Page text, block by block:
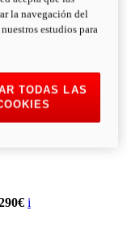
i
la navegación del
estudios para
TODAS LAS